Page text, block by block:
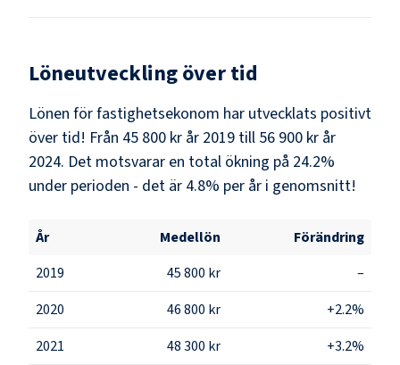
Löneutveckling över tid
Lönen för fastighetsekonom har utvecklats positivt
över tid! Från 45 800 kr år 2019 till 56 900 kr år
2024. Det motsvarar en total ökning på 24.2%
under perioden - det är 4.8% per år i genomsnitt!
År Medellön
Förändring
2019
45 800 kr
–
2020
46 800 kr
+2.2%
2021
48 300 kr
+3.2%